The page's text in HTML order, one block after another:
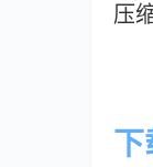
压
下